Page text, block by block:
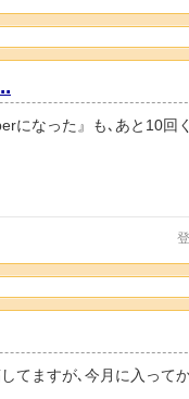
になった』も､あと10回
てますが､今月に入って